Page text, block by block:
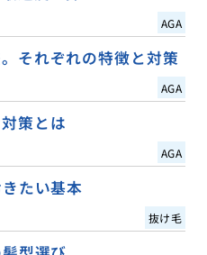
AGA
それぞれの特徴と対策
AGA
策とは
AGA
たい基本
抜け毛